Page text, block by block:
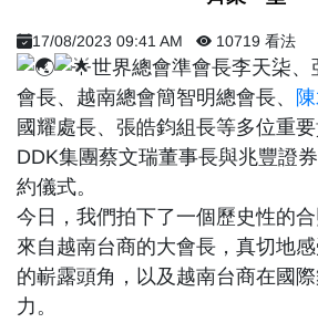
17/08/2023 09:41 AM 10719 看法
世界總會準會長李天柒
會長、越南總會簡智明總會長、
國耀處長、張皓鈞組長等多位重
DDK集團蔡文瑞董事長與兆豐證
約儀式。
今日，我們拍下了一個歷史性的
來自越南台商的大會長，真切地
的嶄露頭角，以及越南台商在國
力。